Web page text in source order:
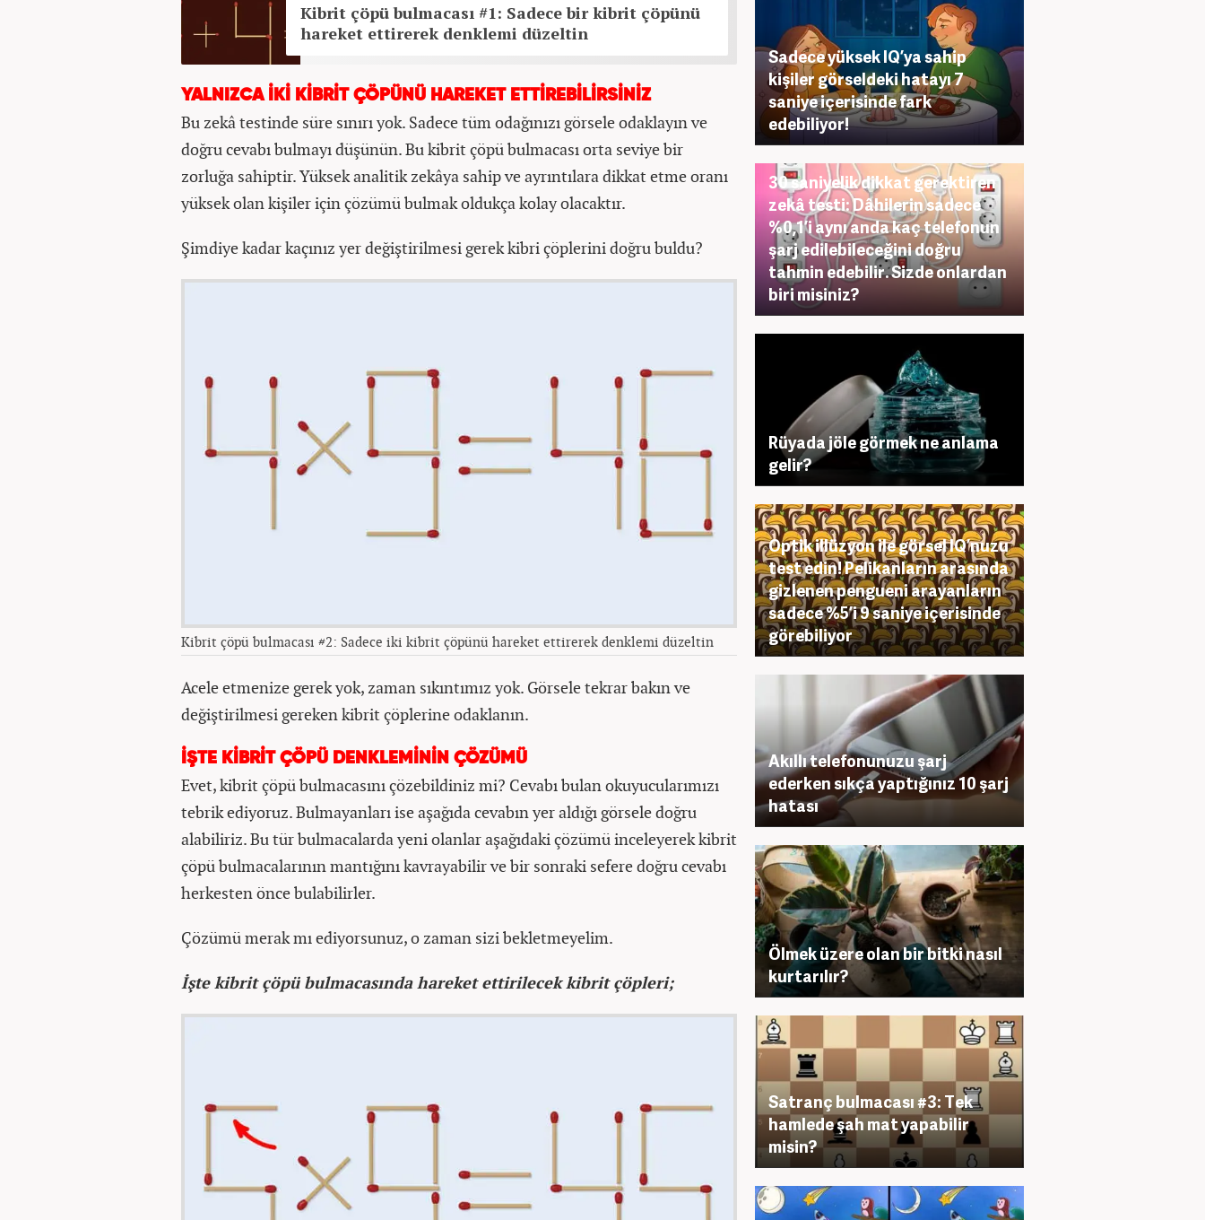
Kibrit çöpü bulmacası #1: Sadece bir kibrit çöpünü
hareket ettirerek denklemi düzeltin
YALNIZCA İKİ KİBRİT ÇÖPÜNÜ HAREKET ETTİREBİLİRSİNİZ
Bu zekâ testinde süre sınırı yok. Sadece tüm odağınızı görsele odaklayın ve
doğru cevabı bulmayı düşünün. Bu kibrit çöpü bulmacası orta seviye bir
zorluğa sahiptir. Yüksek analitik zekâya sahip ve ayrıntılara dikkat etme oranı
yüksek olan kişiler için çözümü bulmak oldukça kolay olacaktır.
Şimdiye kadar kaçınız yer değiştirilmesi gerek kibri çöplerini doğru buldu?
Kibrit çöpü bulmacası #2: Sadece iki kibrit çöpünü hareket ettirerek denklemi düzeltin
Acele etmenize gerek yok, zaman sıkıntımız yok. Görsele tekrar bakın ve
değiştirilmesi gereken kibrit çöplerine odaklanın.
İŞTE KİBRİT ÇÖPÜ DENKLEMİNİN ÇÖZÜMÜ
Evet, kibrit çöpü bulmacasını çözebildiniz mi? Cevabı bulan okuyucularımızı
tebrik ediyoruz. Bulmayanları ise aşağıda cevabın yer aldığı görsele doğru
alabiliriz. Bu tür bulmacalarda yeni olanlar aşağıdaki çözümü inceleyerek kibrit
çöpü bulmacalarının mantığını kavrayabilir ve bir sonraki sefere doğru cevabı
herkesten önce bulabilirler.
Çözümü merak mı ediyorsunuz, o zaman sizi bekletmeyelim.
İşte kibrit çöpü bulmacasında hareket ettirilecek kibrit çöpleri;
Sadece yüksek IQ’ya sahip
kişiler görseldeki hatayı 7
saniye içerisinde fark
edebiliyor!
30 saniyelik dikkat gerektiren
zekâ testi: Dâhilerin sadece
%0,1’i aynı anda kaç telefonun
şarj edilebileceğini doğru
tahmin edebilir. Sizde onlardan
biri misiniz?
Rüyada jöle görmek ne anlama
gelir?
Optik illüzyon ile görsel IQ’nuzu
test edin! Pelikanların arasında
gizlenen pengueni arayanların
sadece %5’i 9 saniye içerisinde
görebiliyor
Akıllı telefonunuzu şarj
ederken sıkça yaptığınız 10 şarj
hatası
Ölmek üzere olan bir bitki nasıl
kurtarılır?
Satranç bulmacası #3: Tek
hamlede şah mat yapabilir
misin?